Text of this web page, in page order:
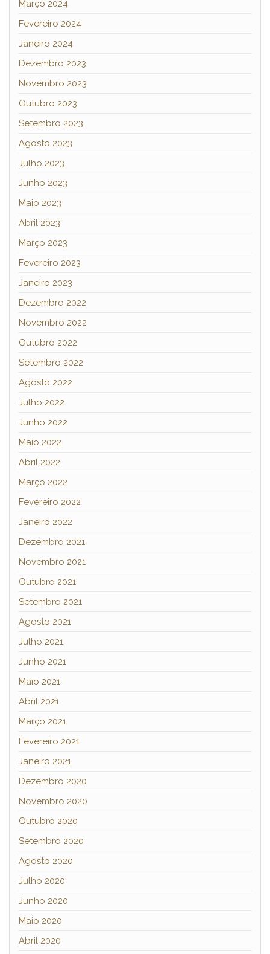
Março 2024
Fevereiro 2024
Janeiro 2024
Dezembro 2023
Novembro 2023
Outubro 2023
Setembro 2023
Agosto 2023
Julho 2023
Junho 2023
Maio 2023
Abril 2023
Março 2023
Fevereiro 2023
Janeiro 2023
Dezembro 2022
Novembro 2022
Outubro 2022
Setembro 2022
Agosto 2022
Julho 2022
Junho 2022
Maio 2022
Abril 2022
Março 2022
Fevereiro 2022
Janeiro 2022
Dezembro 2021
Novembro 2021
Outubro 2021
Setembro 2021
Agosto 2021
Julho 2021
Junho 2021
Maio 2021
Abril 2021
Março 2021
Fevereiro 2021
Janeiro 2021
Dezembro 2020
Novembro 2020
Outubro 2020
Setembro 2020
Agosto 2020
Julho 2020
Junho 2020
Maio 2020
Abril 2020